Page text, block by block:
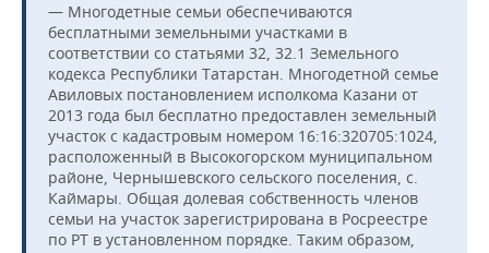
— Многодетные семьи обеспечиваются
бесплатными земельными участками в
соответствии со статьями 32, 32.1 Земельного
кодекса Республики Татарстан. Многодетной семье
Авиловых постановлением исполкома Казани от
2013 года был бесплатно предоставлен земельный
участок с кадастровым номером 16:16:320705:1024,
расположенный в Высокогорском муниципальном
районе, Чернышевского сельского поселения, с.
Каймары. Общая долевая собственность членов
семьи на участок зарегистрирована в Росреестре
по РТ в установленном порядке. Таким образом,